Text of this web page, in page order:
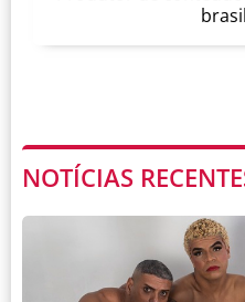
NOTÍCIAS